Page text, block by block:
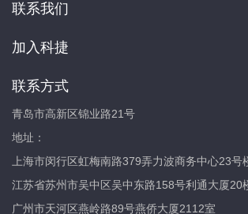
联系我们
加入科捷
联系方式
青岛市高新区锦业路21号
地址：
上海市闵行区虹梅南路379弄力波商务中心23号
江苏省苏州市吴中区吴中东路158号利通大厦20
广州市天河区燕岭路89号燕侨大厦2112室